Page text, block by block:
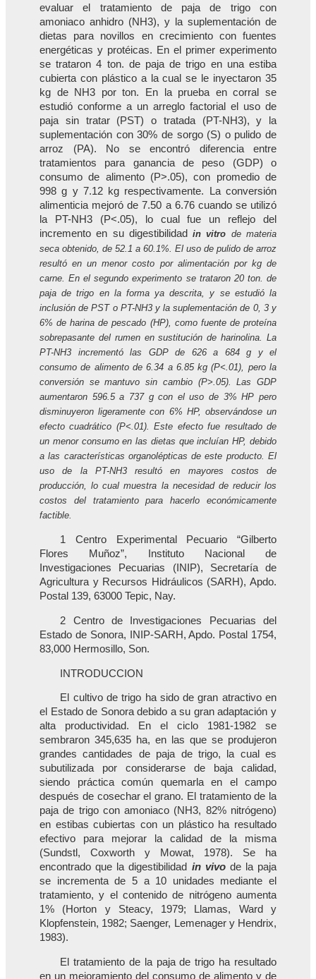
evaluar el tratamiento de paja de trigo con
amoniaco anhidro (NH3), y la suplementación de
dietas para novillos en crecimiento con fuentes
energéticas y protéicas. En el primer experimento
se trataron 4 ton. de paja de trigo en una estiba
cubierta con plástico a la cual se le inyectaron 35
kg de NH3 por ton. En la prueba en corral se
estudió conforme a un arreglo factorial el uso de
paja sin tratar (PST) o tratada (PT-NH3), y la
suplementación con 30% de sorgo (S) o pulido de
arroz (PA). No se encontró diferencia entre
tratamientos para ganancia de peso (GDP) o
consumo de alimento (P>.05), con promedio de
998 g y 7.12 kg respectivamente. La conversión
alimenticia mejoró de 7.50 a 6.76 cuando se utilizó
la PT-NH3 (P<.05), lo cual fue un reflejo del
incremento en su digestibilidadin vitro de materia
seca obtenido, de 52.1 a 60.1%. El uso de pulido de arroz
resultó en un menor costo por alimentación por kg de
carne. En el segundo experimento se trataron 20 ton. de
paja de trigo en la forma ya descrita, y se estudió la
inclusión de PST o PT-NH3 y la suplementación de 0, 3 y
6% de harina de pescado (HP), como fuente de proteína
sobrepasante del rumen en sustitución de harinolina. La
PT-NH3 incrementó las GDP de 626 a 684 g y el
consumo de alimento de 6.34 a 6.85 kg (P<.01), pero la
conversión se mantuvo sin cambio (P>.05). Las GDP
aumentaron 596.5 a 737 g con el uso de 3% HP pero
disminuyeron ligeramente con 6% HP, observándose un
efecto cuadrático (P<.01). Este efecto fue resultado de
un menor consumo en las dietas que incluían HP, debido
a las características organolépticas de este producto. El
uso de la PT-NH3 resultó en mayores costos de
producción, lo cual muestra la necesidad de reducir los
costos del tratamiento para hacerlo económicamente
factible.
1 Centro Experimental Pecuario “Gilberto
Flores Muñoz”, Instituto Nacional de
Investigaciones Pecuarias (INIP), Secretaría de
Agricultura y Recursos Hidráulicos (SARH), Apdo.
Postal 139, 63000 Tepic, Nay.
2 Centro de Investigaciones Pecuarias del
Estado de Sonora, INIP-SARH, Apdo. Postal 1754,
83,000 Hermosillo, Son.
INTRODUCCION
El cultivo de trigo ha sido de gran atractivo en
el Estado de Sonora debido a su gran adaptación y
alta productividad. En el ciclo 1981-1982 se
sembraron 345,635 ha, en las que se produjeron
grandes cantidades de paja de trigo, la cual es
subutilizada por considerarse de baja calidad,
siendo práctica común quemarla en el campo
después de cosechar el grano. El tratamiento de la
paja de trigo con amoniaco (NH3, 82% nitrógeno)
en estibas cubiertas con un plástico ha resultado
efectivo para mejorar la calidad de la misma
(Sundstl, Coxworth y Mowat, 1978). Se ha
encontrado que la digestibilidad in vivode la paja
se incrementa de 5 a 10 unidades mediante el
tratamiento, y el contenido de nitrógeno aumenta
1% (Horton y Steacy, 1979; Llamas, Ward y
Klopfenstein, 1982; Saenger, Lemenager y Hendrix,
1983).
El tratamiento de la paja de trigo ha resultado
en un mejoramiento del consumo de alimento y de